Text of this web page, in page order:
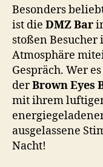
Besonders
ist die DMZ Bar
stoßen
Atmosphäre
Gespräch. Wer
derBrown Eyes
mit ihrem
ausgelassene
Nacht!